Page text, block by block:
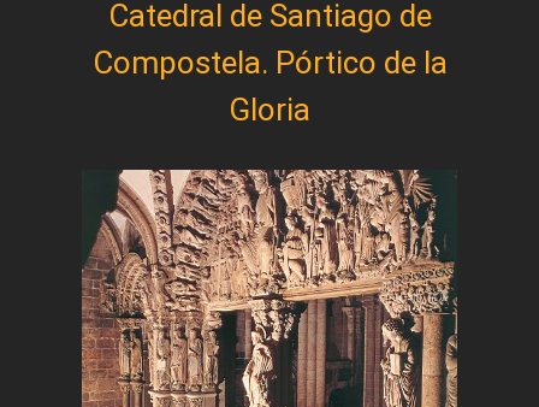
Catedral de Santiago de
Compostela. Pórtico de la
Gloria